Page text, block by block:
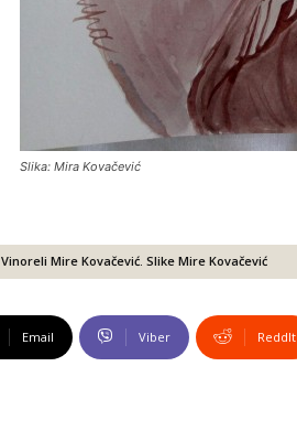
Slika: Mira Kovačević
Vinoreli Mire Kovačević. Slike Mire Kovačević
Email Viber ReddIt